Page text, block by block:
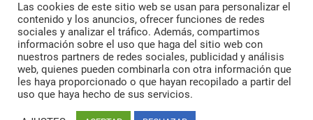
Política de privacidad
Política de cookies
Política de envío
Política de devoluciones
Las cookies de este sitio web se usan para personalizar el
contenido y los anuncios, ofrecer funciones de redes
sociales y analizar el tráfico. Además, compartimos
información sobre el uso que haga del sitio web con
nuestros partners de redes sociales, publicidad y análisis
web, quienes pueden combinarla con otra información que
les haya proporcionado o que hayan recopilado a partir del
uso que haya hecho de sus servicios.